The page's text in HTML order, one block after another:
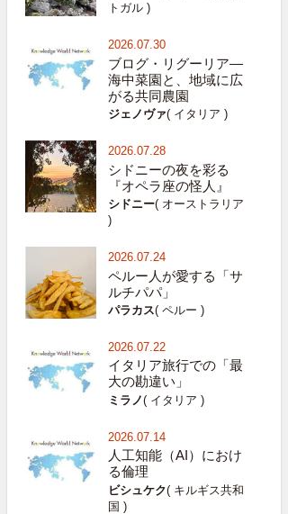
トガル )
2026.07.30
ブログ・リグーリア―
海中菜園と、地域に広
がる共同農園
ジェノヴァ( イタリア )
2026.07.28
シドニーの夜を彩る
『オペラ座の怪人』
シドニー( オーストラリア
)
2026.07.24
ペルー人が愛する「サ
ルチパパ」
パラカス( ペルー )
2026.07.22
イタリア旅行での「最
大の勘違い」
ミラノ( イタリア )
2026.07.14
人工知能（AI）におけ
る倫理
ビシュケク( キルギス共和
国 )